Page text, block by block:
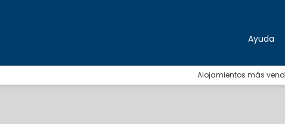
Ayuda
Alojamientos más